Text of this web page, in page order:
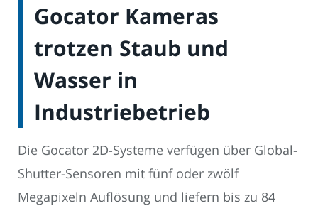
Gocator Kameras
trotzen Staub und
Wasser in
Industriebetrieb
Die Gocator 2D-Systeme verfügen über Global-
Shutter-Sensoren mit fünf oder zwölf
Megapixeln Auflösung und liefern bis zu 84